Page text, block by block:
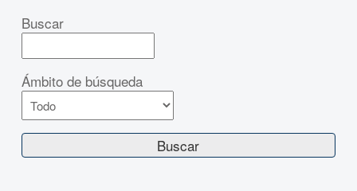
Buscar
Ámbito de búsqueda